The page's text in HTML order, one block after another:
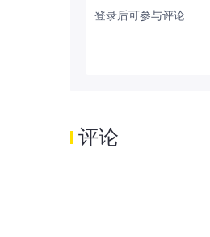
登录后可参与评论
评论